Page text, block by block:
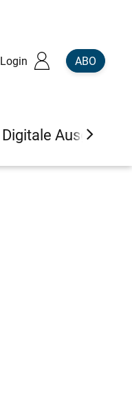
Login ABO
Digitale Ausgaben